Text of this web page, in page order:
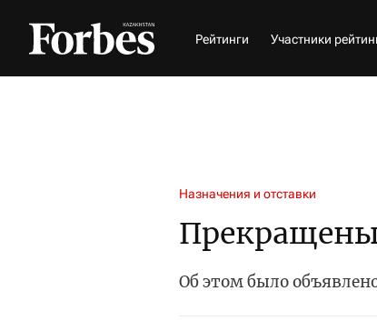
Рейтинги Участники
Назначения и отставки
Об этом было